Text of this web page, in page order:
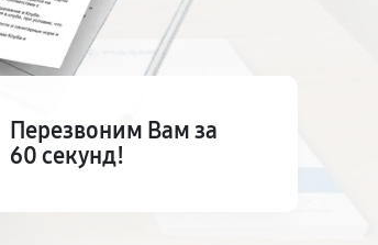
Перезвоним Вам за
60 секунд!